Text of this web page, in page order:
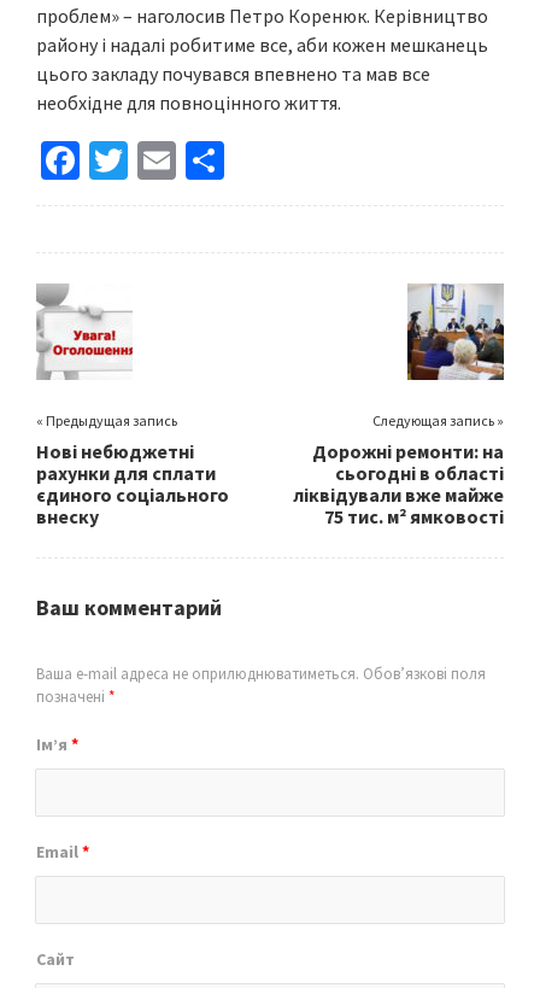
проблем» – наголосив Петро Коренюк. Керівництво
району і надалі робитиме все, аби кожен мешканець
цього закладу почувався впевнено та мав все
необхідне для повноцінного життя.
Fa
ce
o
k
T
wi
E
m h
« Предыдущая запись
Нові небюджетні
рахунки для сплати
єдиного соціального
внеску
Следующая запись »
Дорожні ремонти: на
сьогодні в області
ліквідували вже майже
75 тис. м² ямковості
Ваш комментарий
Ваша e-mail адреса не оприлюднюватиметься. Обов’язкові поля
позначені *
Ім’я *
Email*
Сайт